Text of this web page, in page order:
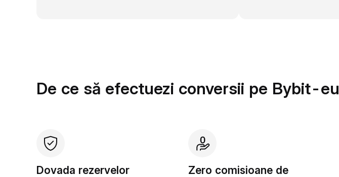
De ce să efectuezi conversii pe Bybit-eu
Dovada rezervelor
Zero comisioane de